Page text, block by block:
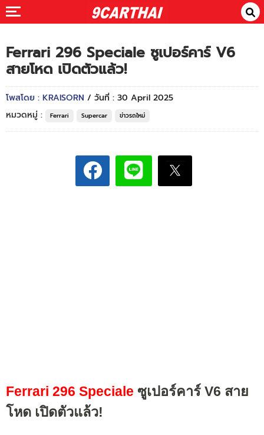
Ferrari 296 Speciale ซูเปอร์คาร์ V6
สายโหด เปิดตัวแล้ว!
โพสโดย : KRAISORN / วันที่ : 30 April 2025
หมวดหมู่ :
Ferrari Supercar ข่าวรถใหม่
Ferrari 296 Speciale ซูเปอร์คาร์ V6 สาย
โหด เปิดตัวแล้ว!